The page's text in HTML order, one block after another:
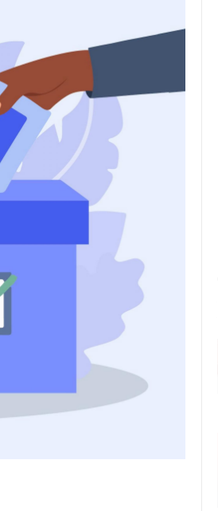
JULIO 24, 2026
Rechazo al reparto desigual
de ganancias es mayor
cuando hubo esfuerzo